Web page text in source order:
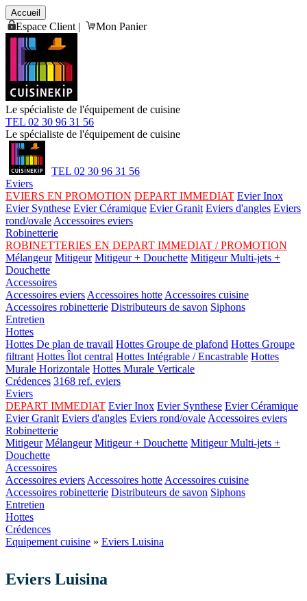
Accueil
Espace Client | Mon Panier
Le spécialiste de l'équipement de cuisine
TEL 02 30 96 31 56
Le spécialiste de l'équipement de cuisine
TEL 02 30 96 31 56
Eviers
EVIERS EN PROMOTION DEPART IMMEDIAT Evier Inox
Evier Synthese Evier Céramique Evier Granit Eviers d'angles Eviers
rond/ovale Accessoires eviers
Robinetterie
ROBINETTERIES EN DEPART IMMEDIAT / PROMOTION
Mélangeur Mitigeur Mitigeur + Douchette Mitigeur Multi-jets +
Douchette
Accessoires
Accessoires eviers Accessoires hotte Accessoires cuisine
Accessoires robinetterie Distributeurs de savon Siphons
Entretien
Hottes
Hottes De plan de travail Hottes Groupe de plafond Hottes Groupe
filtrant Hottes Îlot central Hottes Intégrable / Encastrable Hottes
Murale Horizontale Hottes Murale Verticale
Crédences 3168 ref. eviers
Eviers
DEPART IMMEDIAT Evier Inox Evier Synthese Evier Céramique
Evier Granit Eviers d'angles Eviers rond/ovale Accessoires eviers
Robinetterie
Mitigeur Mélangeur Mitigeur + Douchette Mitigeur Multi-jets +
Douchette
Accessoires
Accessoires eviers Accessoires hotte Accessoires cuisine
Accessoires robinetterie Distributeurs de savon Siphons
Entretien
Hottes
Crédences
Equipement cuisine » Eviers Luisina
Eviers Luisina